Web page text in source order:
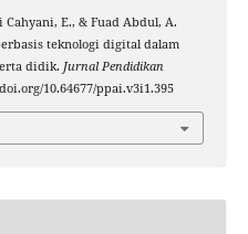
E., & Fuad Abdul, A.
teknologi digital dalam
didik. Jurnal Pendidikan
10.64677/ppai.v3i1.395